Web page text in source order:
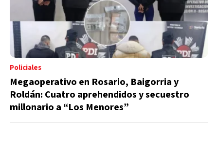
Policiales
Megaoperativo en Rosario, Baigorria y
Roldán: Cuatro aprehendidos y secuestro
millonario a “Los Menores”